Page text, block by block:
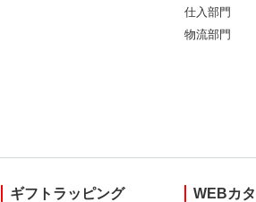
仕入部門
物流部門
ギフトラッピング WEBカ